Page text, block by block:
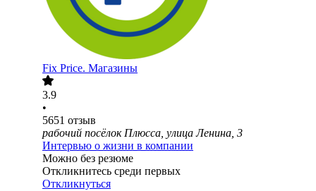
Fix Price. Магазины
3.9
•
5651 отзыв
рабочий посёлок Плюсса, улица Ленина, 3
Интервью о жизни в компании
Можно без резюме
Откликнитесь среди первых
Откликнуться